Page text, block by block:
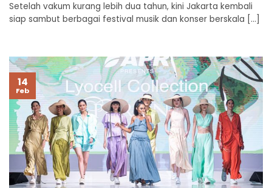
Setelah vakum kurang lebih dua tahun, kini Jakarta kembali
siap sambut berbagai festival musik dan konser berskala [...]
14
Feb